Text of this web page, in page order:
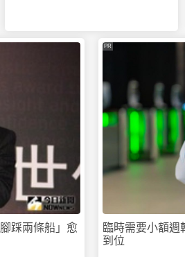
踩兩條船」愈
臨時需要小額週
到位
PR